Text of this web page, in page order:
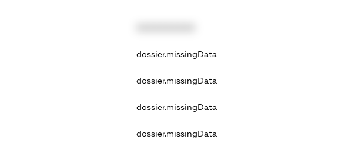
dossier.missingData
dossier.missingData
dossier.missingData
dossier.missingData